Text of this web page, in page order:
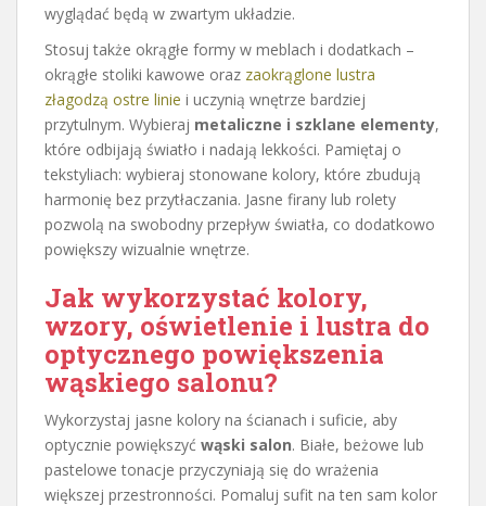
wyglądać będą w zwartym układzie.
Stosuj także okrągłe formy w meblach i dodatkach –
okrągłe stoliki kawowe oraz zaokrąglone lustra
złagodzą ostre linie i uczynią wnętrze bardziej
przytulnym. Wybieraj metaliczne i szklane elementy,
które odbijają światło i nadają lekkości. Pamiętaj o
tekstyliach: wybieraj stonowane kolory, które zbudują
harmonię bez przytłaczania. Jasne firany lub rolety
pozwolą na swobodny przepływ światła, co dodatkowo
powiększy wizualnie wnętrze.
Jak wykorzystać kolory,
wzory, oświetlenie i lustra do
optycznego powiększenia
wąskiego salonu?
Wykorzystaj jasne kolory na ścianach i suficie, aby
optycznie powiększyć wąski salon. Białe, beżowe lub
pastelowe tonacje przyczyniają się do wrażenia
większej przestronności. Pomaluj sufit na ten sam kolor